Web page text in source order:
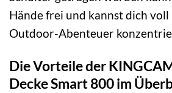
Hände frei und kannst dich voll
Outdoor-Abenteuer
Die Vorteile der
Decke Smart 800 im